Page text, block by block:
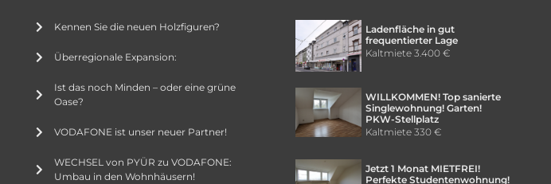
Kennen Sie die neuen Holzfiguren?
Überregionale Expansion:
Ist das noch Minden – oder eine grüne
Oase?
VODAFONE ist unser neuer Partner!
WECHSEL von PYÜR zu VODAFONE:
Umbau in den Wohnhäusern!
Ladenfläche in gut
frequentierter Lage
Kaltmiete3.400 €
WILLKOMMEN! Top sanierte
Singlewohnung! Garten!
PKW-Stellplatz
Kaltmiete330 €
Jetzt 1 Monat MIETFREI!
Perfekte Studentenwohnung!